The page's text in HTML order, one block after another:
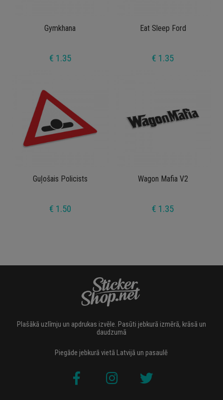
Gymkhana
€ 1.35
Eat Sleep Ford
€ 1.35
Guļošais Policists
€ 1.50
Wagon Mafia V2
€ 1.35
Plašākā uzlīmju un apdrukas izvēle. Pasūti jebkurā izmērā, krāsā un
daudzumā
Piegāde jebkurā vietā Latvijā un pasaulē